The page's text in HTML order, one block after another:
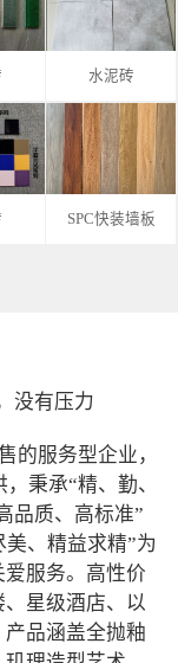
水泥砖
SPC快装墙板
没有压力
的服务型企业，
秉承“精、勤、
品质、高标准”
、精益求精”为
服务。高性价
星级酒店、以
品涵盖全抛釉